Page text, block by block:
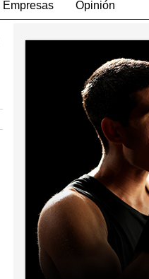
Empresas Opinión